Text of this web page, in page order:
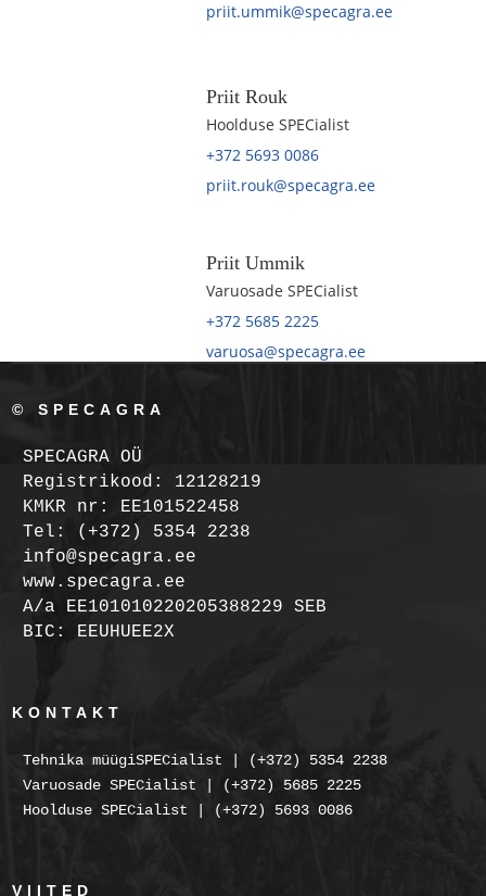
priit.ummik@specagra.ee
Priit Rouk
Hoolduse SPECialist
+372 5693 0086
priit.rouk@specagra.ee
Priit Ummik
Varuosade SPECialist
+372 5685 2225
varuosa@specagra.ee
© SPECAGRA
SPECAGRA OÜ
Registrikood: 12128219
KMKR nr: EE101522458
Tel: (+372) 5354 2238
info@specagra.ee
www.specagra.ee
A/a EE101010220205388229 SEB
BIC: EEUHUEE2X
KONTAKT
Tehnika müügiSPECialist | (+372) 5354 2238
Varuosade SPECialist | (+372) 5685 2225
Hoolduse SPECialist | (+372) 5693 0086
VIITED